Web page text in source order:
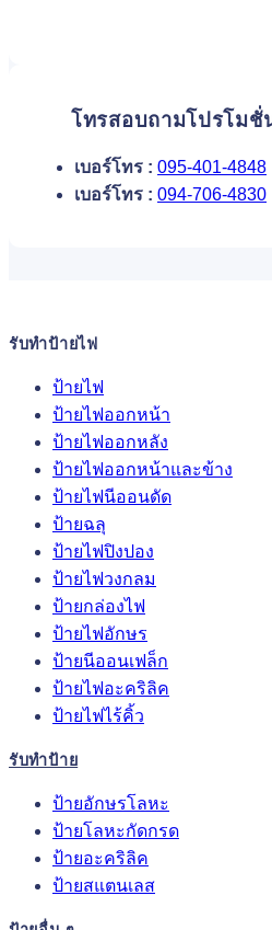
โทรสอบถามโปรโมชั่
เบอร์โทร : 095-401-4848
เบอร์โทร : 094-706-4830
รับทำป้ายไฟ
ป้ายไฟ
ป้ายไฟออกหน้า
ป้ายไฟออกหลัง
ป้ายไฟออกหน้าและข้าง
ป้ายไฟนีออนดัด
ป้ายฉลุ
ป้ายไฟปิงปอง
ป้ายไฟวงกลม
ป้ายกล่องไฟ
ป้ายไฟอักษร
ป้ายนีออนเฟล็ก
ป้ายไฟอะคริลิค
ป้ายไฟไร้คิ้ว
รับทำป้าย
ป้ายอักษรโลหะ
ป้ายโลหะกัดกรด
ป้ายอะคริลิค
ป้ายสแตนเลส